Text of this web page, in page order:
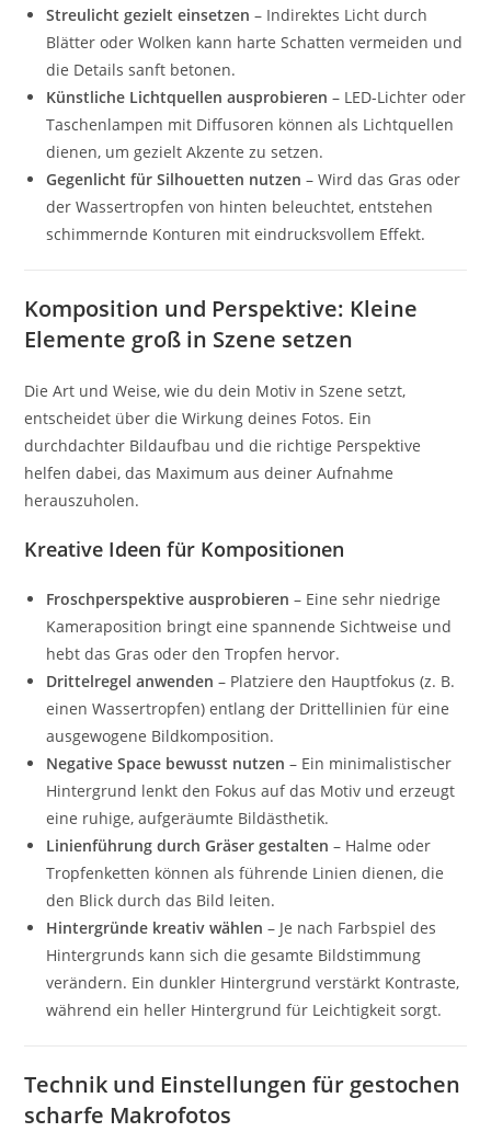
Streulicht gezielt einsetzen – Indirektes Licht durch
Blätter oder Wolken kann harte Schatten vermeiden und
die Details sanft betonen.
Künstliche Lichtquellen ausprobieren – LED-Lichter oder
Taschenlampen mit Diffusoren können als Lichtquellen
dienen, um gezielt Akzente zu setzen.
Gegenlicht für Silhouetten nutzen – Wird das Gras oder
der Wassertropfen von hinten beleuchtet, entstehen
schimmernde Konturen mit eindrucksvollem Effekt.
Komposition und Perspektive: Kleine
Elemente groß in Szene setzen
Die Art und Weise, wie du dein Motiv in Szene setzt,
entscheidet über die Wirkung deines Fotos. Ein
durchdachter Bildaufbau und die richtige Perspektive
helfen dabei, das Maximum aus deiner Aufnahme
herauszuholen.
Kreative Ideen für Kompositionen
Froschperspektive ausprobieren – Eine sehr niedrige
Kameraposition bringt eine spannende Sichtweise und
hebt das Gras oder den Tropfen hervor.
Drittelregel anwenden – Platziere den Hauptfokus (z. B.
einen Wassertropfen) entlang der Drittellinien für eine
ausgewogene Bildkomposition.
Negative Space bewusst nutzen – Ein minimalistischer
Hintergrund lenkt den Fokus auf das Motiv und erzeugt
eine ruhige, aufgeräumte Bildästhetik.
Linienführung durch Gräser gestalten – Halme oder
Tropfenketten können als führende Linien dienen, die
den Blick durch das Bild leiten.
Hintergründe kreativ wählen – Je nach Farbspiel des
Hintergrunds kann sich die gesamte Bildstimmung
verändern. Ein dunkler Hintergrund verstärkt Kontraste,
während ein heller Hintergrund für Leichtigkeit sorgt.
Technik und Einstellungen für gestochen
scharfe Makrofotos